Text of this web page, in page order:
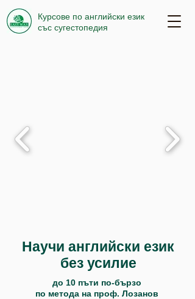
Курсове по английски език
със сугестопедия
Научи английски език
без усилие
до 10 пъти по-бързо
по метода на проф. Лозанов